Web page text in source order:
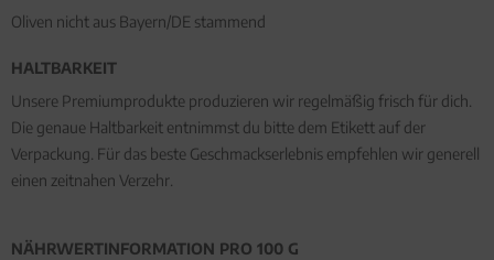
Oliven nicht aus Bayern/DE stammend
HALTBARKEIT
Unsere Premiumprodukte produzieren wir regelmäßig frisch für dich.
Die genaue Haltbarkeit entnimmst du bitte dem Etikett auf der
Verpackung. Für das beste Geschmackserlebnis empfehlen wir generell
einen zeitnahen Verzehr.
NÄHRWERTINFORMATION PRO 100 G